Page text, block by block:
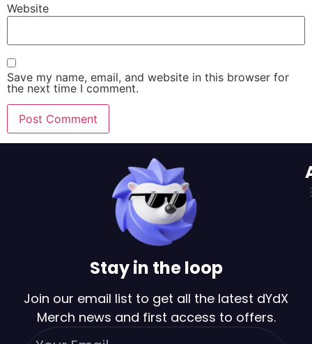
Website
Save my name, email, and website in this browser for
the next time I comment.
Stay in the loop
Join our email list to get all the latest dYdX
Merch news and first access to offers.